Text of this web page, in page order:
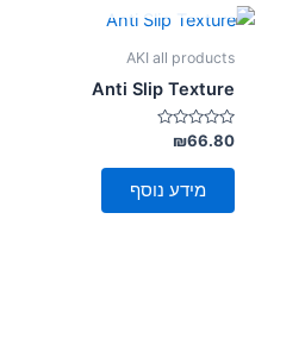
AKI all products
Anti Slip Texture
דורג
0
מתוך
₪66.80
מידע נוסף